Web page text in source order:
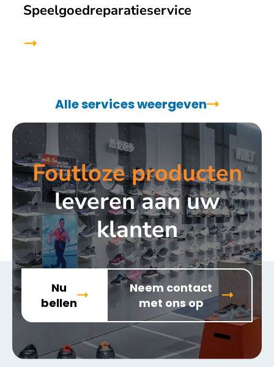
Speelgoedreparatieservice
Alle services weergeven
Foutloze producten
leveren aan uw
klanten
Nu
bellen
Neem contact
met ons op